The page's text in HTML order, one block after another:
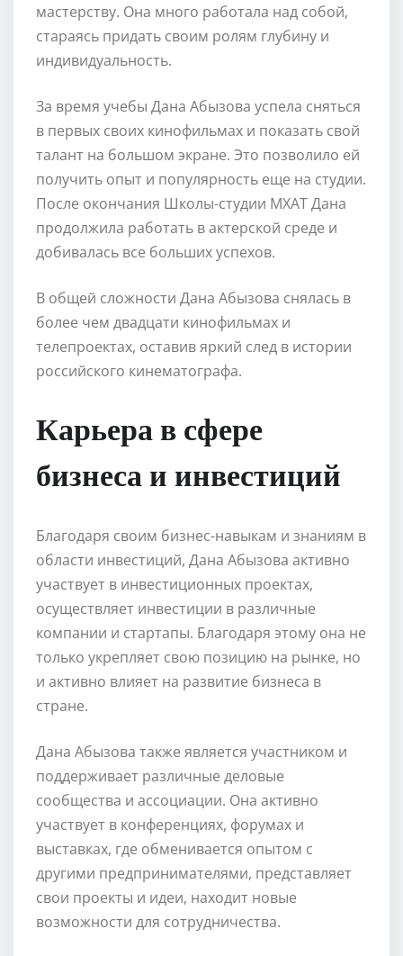
мастерству. Она много работала над собой,
стараясь придать своим ролям глубину и
индивидуальность.
За время учебы Дана Абызова успела сняться
в первых своих кинофильмах и показать свой
талант на большом экране. Это позволило ей
получить опыт и популярность еще на студии.
После окончания Школы-студии МХАТ Дана
продолжила работать в актерской среде и
добивалась все больших успехов.
В общей сложности Дана Абызова снялась в
более чем двадцати кинофильмах и
телепроектах, оставив яркий след в истории
российского кинематографа.
Карьера в сфере
бизнеса и инвестиций
Благодаря своим бизнес-навыкам и знаниям в
области инвестиций, Дана Абызова активно
участвует в инвестиционных проектах,
осуществляет инвестиции в различные
компании и стартапы. Благодаря этому она не
только укрепляет свою позицию на рынке, но
и активно влияет на развитие бизнеса в
стране.
Дана Абызова также является участником и
поддерживает различные деловые
сообщества и ассоциации. Она активно
участвует в конференциях, форумах и
выставках, где обменивается опытом с
другими предпринимателями, представляет
свои проекты и идеи, находит новые
возможности для сотрудничества.